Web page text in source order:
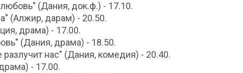
(Дания, док.ф.) - 17.10.
(Алжир, дарам) - 20.50.
драма) - 17.00.
(Дания, драма) - 18.50.
разлучит нас" (Дания, комедия) - 20.40.
- 17.00.